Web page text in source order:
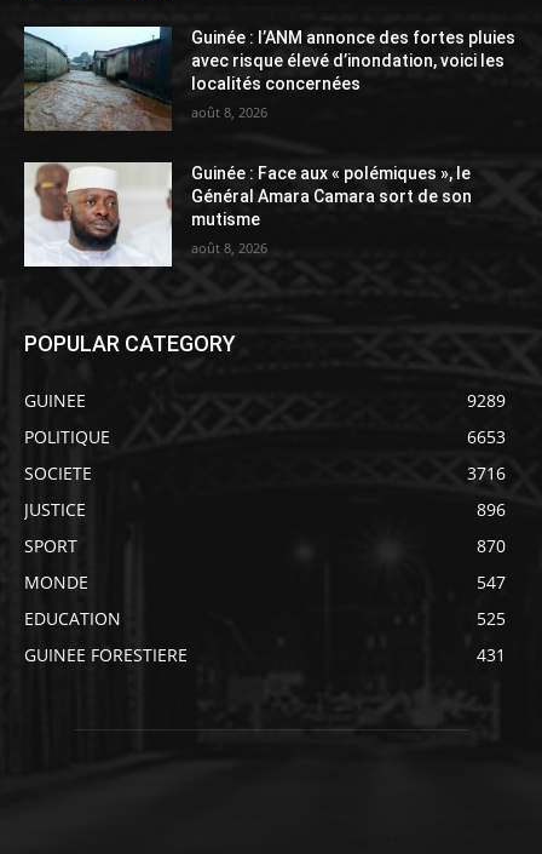
Guinée : l’ANM annonce des fortes pluies
avec risque élevé d’inondation, voici les
localités concernées
août 8, 2026
Guinée : Face aux « polémiques », le
Général Amara Camara sort de son
mutisme
août 8, 2026
POPULAR CATEGORY
GUINEE
9289
POLITIQUE
6653
SOCIETE
3716
JUSTICE
896
SPORT
870
MONDE
547
EDUCATION
525
GUINEE FORESTIERE
431